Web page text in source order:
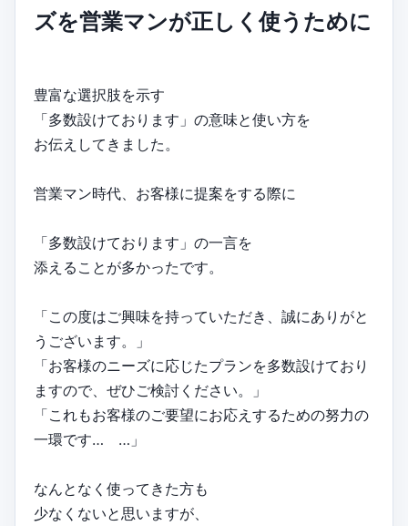
ズを営業マンが正しく使うために
豊富な選択肢を示す
「多数設けております」の意味と使い方を
お伝えしてきました。
営業マン時代、お客様に提案をする際に
「多数設けております」の一言を
添えることが多かったです。
「この度はご興味を持っていただき、誠にありがと
うございます。」
「お客様のニーズに応じたプランを多数設けており
ますので、ぜひご検討ください。」
「これもお客様のご要望にお応えするための努力の
一環です… …」
なんとなく使ってきた方も
少なくないと思いますが、